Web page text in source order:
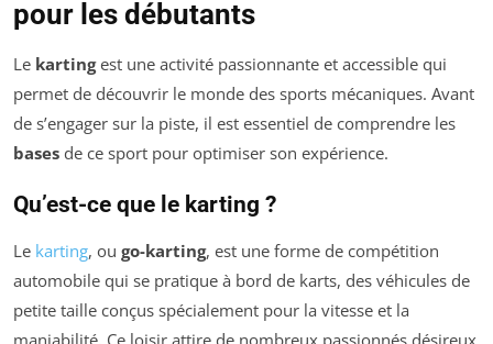
pour les débutants
Le kartingest une activité passionnante et accessible qui
permet de découvrir le monde des sports mécaniques. Avant
de s’engager sur la piste, il est essentiel de comprendre les
bases de ce sport pour optimiser son expérience.
Qu’est-ce que le karting ?
Le karting, ou go-karting, est une forme de compétition
automobile qui se pratique à bord de karts, des véhicules de
petite taille conçus spécialement pour la vitesse et la